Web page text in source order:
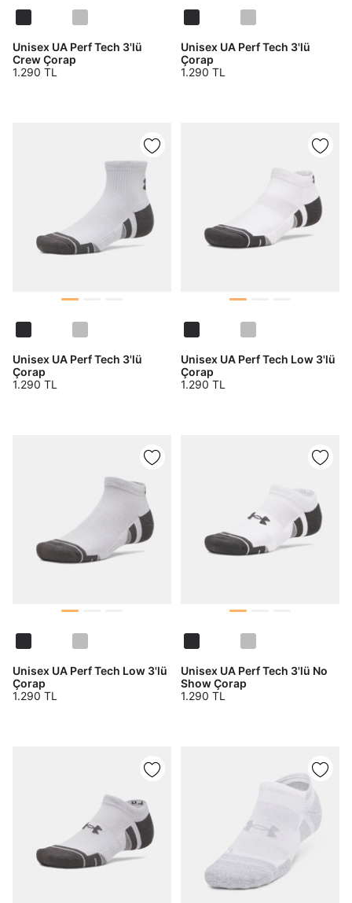
Unisex UA Perf Tech 3'lü
Crew Çorap
1.290 TL
Unisex UA Perf Tech 3'lü
Çorap
1.290 TL
Unisex UA Perf Tech 3'lü
Çorap
1.290 TL
Unisex UA Perf Tech Low 3'lü
Çorap
1.290 TL
Unisex UA Perf Tech Low 3'lü
Çorap
1.290 TL
Unisex UA Perf Tech 3'lü No
Show Çorap
1.290 TL